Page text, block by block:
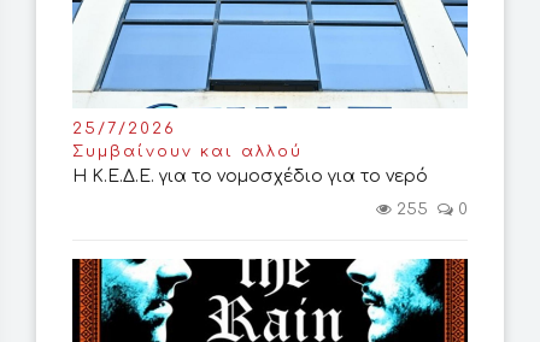
25/7/2026
Συμβαίνουν και αλλού
Η Κ.Ε.Δ.Ε. για το νομοσχέδιο για το νερό
255 0